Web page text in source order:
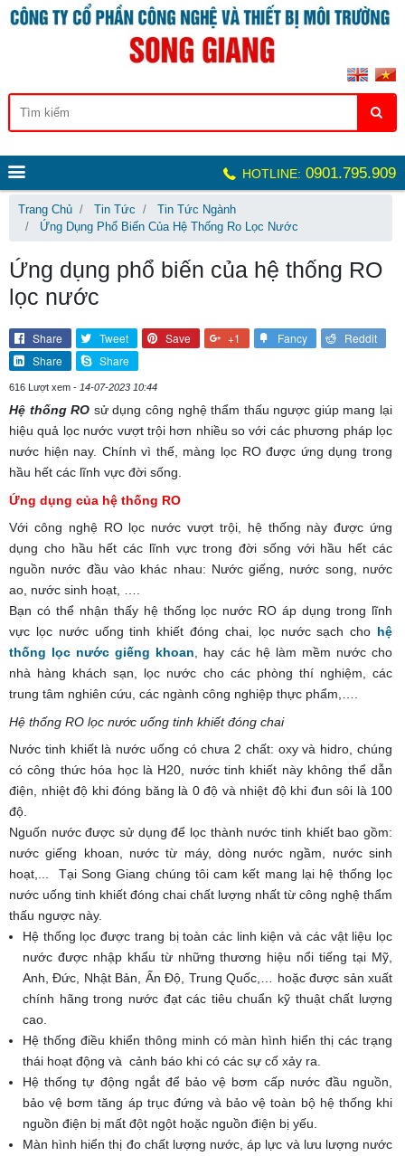
HOTLINE: 0901.795.909
Trang Chủ Tin Tức
Tin Tức Ngành
Ứng Dụng Phổ Biến Của Hệ Thống Ro Lọc Nước
Ứng dụng phổ biến của hệ thống RO
lọc nước
Share Tweet Save +1 Fancy
Reddit
Share
Share
616 Lượt xem - 14-07-2023 10:44
Hệ thống RO sử dụng công nghệ thẩm thấu ngược giúp mang lại
hiệu quả lọc nước vượt trội hơn nhiều so với các phương pháp lọc
nước hiện nay. Chính vì thế, màng lọc RO được ứng dụng trong
hầu hết các lĩnh vực đời sống.
Ứng dụng của hệ thống RO
Với công nghệ RO lọc nước vượt trội, hệ thống này được ứng
dụng cho hầu hết các lĩnh vực trong đời sống với hầu hết các
nguồn nước đầu vào khác nhau: Nước giếng, nước song, nước
ao, nước sinh hoạt, ….
Bạn có thể nhận thấy hệ thống lọc nước RO áp dụng trong lĩnh
vực lọc nước uống tinh khiết đóng chai, lọc nước sạch cho hệ
thống lọc nước giếng khoan , hay các hệ làm mềm nước cho
nhà hàng khách sạn, lọc nước cho các phòng thí nghiệm, các
trung tâm nghiên cứu, các ngành công nghiệp thực phẩm,….
Hệ thống RO lọc nước uống tinh khiết đóng chai
Nước tinh khiết là nước uống có chưa 2 chất: oxy và hidro, chúng
có công thức hóa học là H20, nước tinh khiết này không thể dẫn
điện, nhiệt độ khi đóng băng là 0 độ và nhiệt độ khi đun sôi là 100
độ.
Nguốn nước được sử dụng để lọc thành nước tinh khiết bao gồm:
nước giếng khoan, nước từ máy, dòng nước ngầm, nước sinh
hoạt,... Tại Song Giang chúng tôi cam kết mang lại hệ thống lọc
nước uống tinh khiết đóng chai chất lượng nhất từ công nghệ thẩm
thấu ngược này.
Hệ thống lọc được trang bị toàn các linh kiện và các vật liệu lọc
nước được nhập khẩu từ những thương hiệu nổi tiếng tại Mỹ,
Anh, Đức, Nhật Bản, Ấn Độ, Trung Quốc,… hoặc được sản xuất
chính hãng trong nước đạt các tiêu chuẩn kỹ thuật chất lượng
cao.
Hệ thống điều khiển thông minh có màn hình hiển thị các trạng
thái hoạt động và cảnh báo khi có các sự cố xảy ra.
Hệ thống tự động ngắt để bảo vệ bơm cấp nước đầu nguồn,
bảo vệ bơm tăng áp trục đứng và bảo vệ toàn bộ hệ thống khi
nguồn điện bị mất đột ngột hoặc nguồn điện bị yếu.
Màn hình hiển thị đo chất lượng nước, áp lực và lưu lượng nước